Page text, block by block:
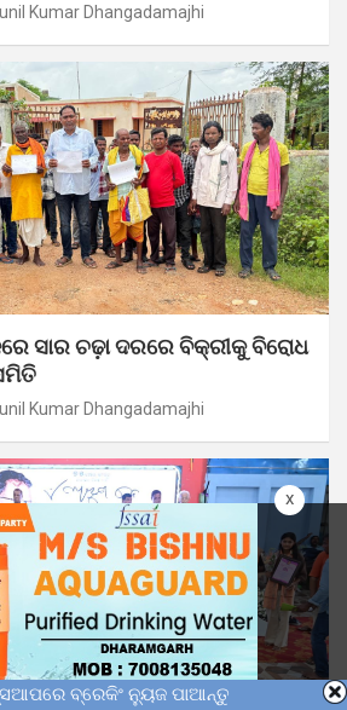
x
Kumar Dhangadamajhi
ସାର ଚଢ଼ା ଦରରେ ବିକ୍ରୀକୁ ବିରୋଧ
Kumar Dhangadamajhi
ବ୍ରେକିଂ ନ୍ୟୁଜ ପାଆନ୍ତୁ